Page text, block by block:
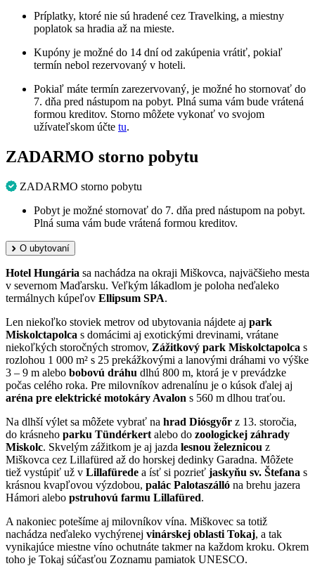
Príplatky, ktoré nie sú hradené cez Travelking, a miestny
poplatok sa hradia až na mieste.
Kupóny je možné do 14 dní od zakúpenia vrátiť, pokiaľ
termín nebol rezervovaný v hoteli.
Pokiaľ máte termín zarezervovaný, je možné ho stornovať do
7. dňa pred nástupom na pobyt. Plná suma vám bude vrátená
formou kreditov. Storno môžete vykonať vo svojom
užívateľskom účte tu.
ZADARMO storno pobytu
ZADARMO storno pobytu
Pobyt je možné stornovať do 7. dňa pred nástupom na pobyt.
Plná suma vám bude vrátená formou kreditov.
O ubytovaní
Hotel Hungária sa nachádza na okraji Miškovca, najväčšieho mesta
v severnom Maďarsku. Veľkým lákadlom je poloha neďaleko
termálnych kúpeľov Ellipsum SPA.
Len niekoľko stoviek metrov od ubytovania nájdete aj park
Miskolctapolca s domácimi aj exotickými drevinami, vrátane
niekoľkých storočných stromov, Zážitkový park Miskolctapolca s
rozlohou 1 000 m² s 25 prekážkovými a lanovými dráhami vo výške
3 – 9 m alebo bobovú dráhu dlhú 800 m, ktorá je v prevádzke
počas celého roka. Pre milovníkov adrenalínu je o kúsok ďalej aj
aréna pre elektrické motokáry Avalon s 560 m dlhou traťou.
Na dlhší výlet sa môžete vybrať na hrad Diósgyőr z 13. storočia,
do krásneho parku Tündérkert alebo do zoologickej záhrady
Miskolc. Skvelým zážitkom je aj jazda lesnou železnicou z
Miškovca cez Lillafüred až do horskej dedinky Garadna. Môžete
tiež vystúpiť už v Lillafürede a ísť si pozrieť jaskyňu sv. Štefana s
krásnou kvapľovou výzdobou, palác Palotaszálló na brehu jazera
Hámori alebo pstruhovú farmu Lillafüred.
A nakoniec potešíme aj milovníkov vína. Miškovec sa totiž
nachádza neďaleko vychýrenej vinárskej oblasti Tokaj, a tak
vynikajúce miestne víno ochutnáte takmer na každom kroku. Okrem
toho je Tokaj súčasťou Zoznamu pamiatok UNESCO.